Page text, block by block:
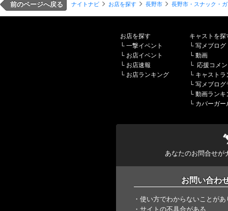
前のページへ戻る ナイトナビ お店を探す 長野市 長野市・スナック・
お店を探す
└ 一撃イベント
└ お店イベント
└ お店速報
└ お店ランキング
キャストを探
└ 写メブログ
└ 動画
└ 応援コメ
└ キャストラ
└ 写メブログ
└ 動画ランキ
└ カバーガー
あなたのお問合せが
お問い合わ
・使い方でわからないことが
・サイトの不具合がある